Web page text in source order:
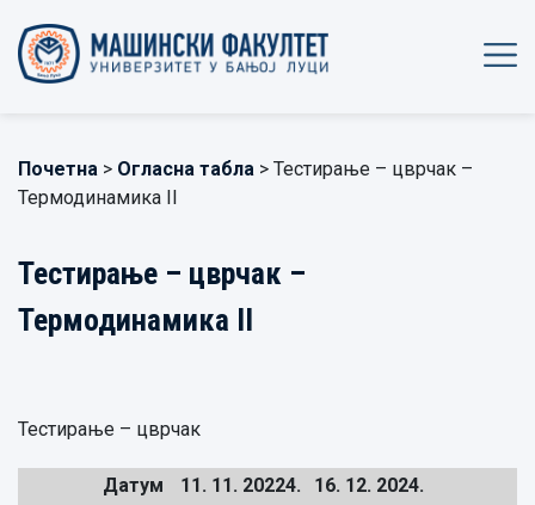
Почетна > Огласна табла > Тестирање – цврчак –
Термодинамика II
Тестирање – цврчак –
Термодинамика II
Тестирање – цврчак
Датум 11. 11. 20224.
16. 12. 2024.